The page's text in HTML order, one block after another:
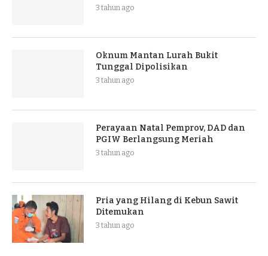
3 tahun ago
Oknum Mantan Lurah Bukit
Tunggal Dipolisikan
3 tahun ago
Perayaan Natal Pemprov, DAD dan
PGIW Berlangsung Meriah
3 tahun ago
Pria yang Hilang di Kebun Sawit
Ditemukan
3 tahun ago